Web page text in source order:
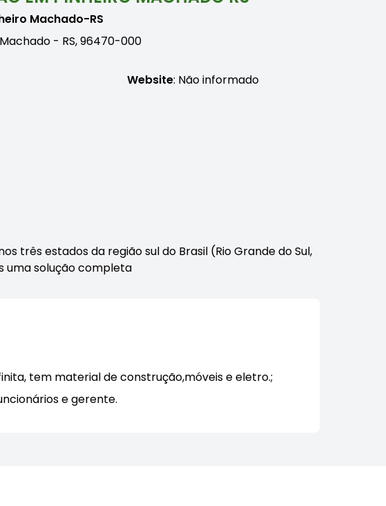
Machado-RS
- RS, 96470-000
Website: Não informado
três estados da região sul do Brasil (Rio Grande do Sul,
uma solução completa
tem material de construção,móveis e eletro.;
e gerente.